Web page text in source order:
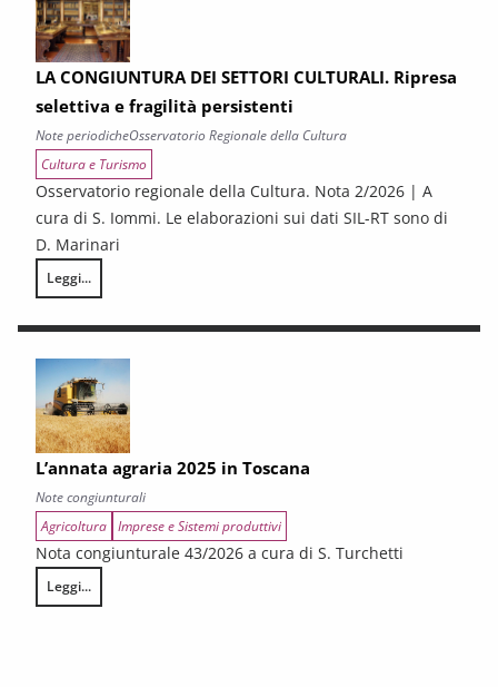
LA CONGIUNTURA DEI SETTORI CULTURALI. Ripresa
selettiva e fragilità persistenti
Note periodicheOsservatorio Regionale della Cultura
Cultura e Turismo
Osservatorio regionale della Cultura. Nota 2/2026 | A
cura di S. Iommi. Le elaborazioni sui dati SIL-RT sono di
D. Marinari
Leggi...
LA CONGIUNTURA DEI SETTORI CULTURALI. Ripresa selettiva e
L’annata agraria 2025 in Toscana
Note congiunturali
Agricoltura Imprese e Sistemi produttivi
Nota congiunturale 43/2026 a cura di S. Turchetti
Leggi...
L’annata agraria 2025 in Toscana